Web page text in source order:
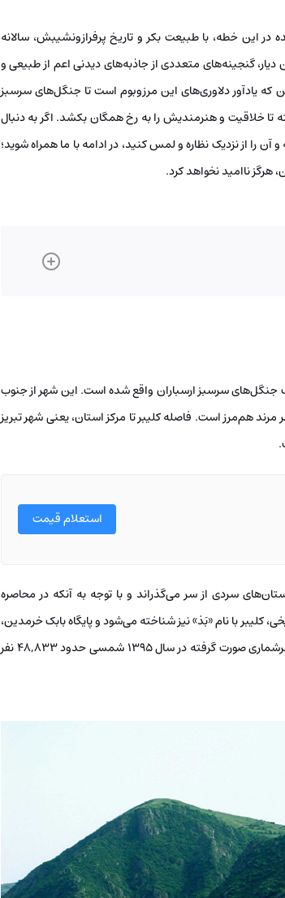
در این خطه، با طبیعت بکر و تاریخ پرفرازونشیبش، سالانه
گنجینه‌های متعددی از جاذبه‌های دیدنی اعم از طبیعی و
که یادآور دلاوری‌های این مرزوبوم است تا جنگل‌های سرسبز
تا خلاقیت و هنرمندیش را به رخ همگان بکشد. اگر به دنبال
از نزدیک نظاره و لمس کنید، در ادامه با ما همراه شوید؛
هرگز ناامید نخواهد کرد.
جنگل‌های سرسبز ارسباران واقع شده است. این شهر از جنوب
مرند هم‌مرز است. فاصله کلیبر تا مرکز استان، یعنی شهر تبریز
استعلام قیمت
سردی از سر می‌گذراند و با توجه به آنکه در محاصره
کلیبر با نام «بَذ» نیز شناخته می‌شود و پایگاه بابک خرمدین،
سردار ایرانی، بوده است. جمعیت این شهرستان بر اساس آخرین سرشماری صورت گرفته در سال ۱۳۹۵ شمسی حدود ۴۸,۸۳۳ نفر